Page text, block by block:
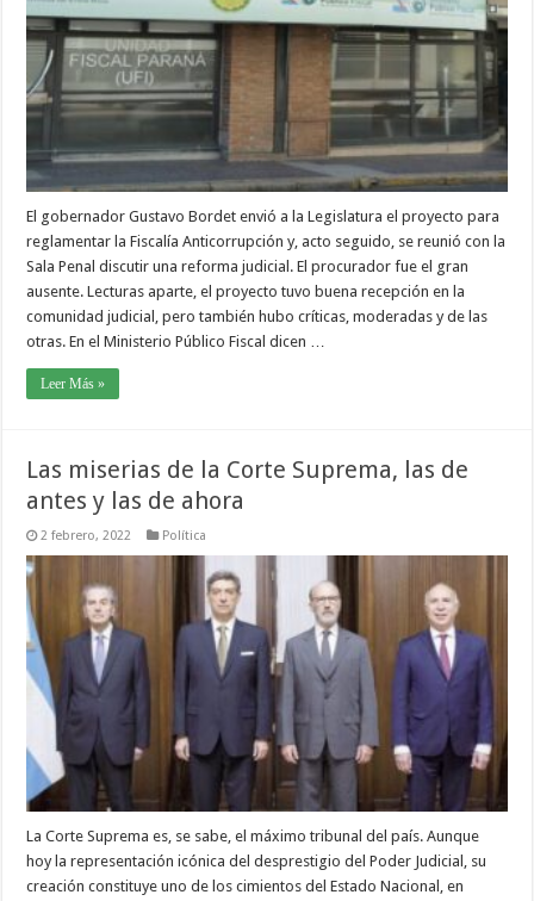
El gobernador Gustavo Bordet envió a la Legislatura el proyecto para
reglamentar la Fiscalía Anticorrupción y, acto seguido, se reunió con la
Sala Penal discutir una reforma judicial. El procurador fue el gran
ausente. Lecturas aparte, el proyecto tuvo buena recepción en la
comunidad judicial, pero también hubo críticas, moderadas y de las
otras. En el Ministerio Público Fiscal dicen …
Leer Más »
Las miserias de la Corte Suprema, las de
antes y las de ahora
2 febrero, 2022 Política
La Corte Suprema es, se sabe, el máximo tribunal del país. Aunque
hoy la representación icónica del desprestigio del Poder Judicial, su
creación constituye uno de los cimientos del Estado Nacional, en